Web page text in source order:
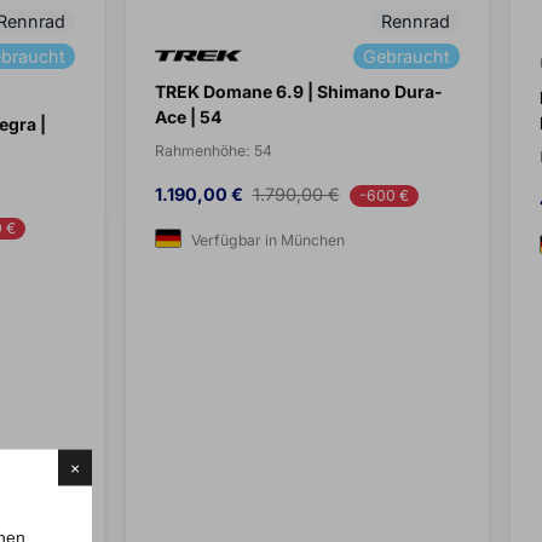
×
|
€
Rennrad
Gebraucht
TREK Domane 6.9 | Shimano Dura-
Ace | 54
Rahmenhöhe: 54
Preis
1.190,00 € Verkaufspreis
1.790,00 € -600 €
Verfügbar in München